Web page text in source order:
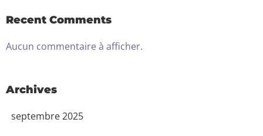
Recent Comments
Aucun commentaire à afficher.
Archives
septembre 2025